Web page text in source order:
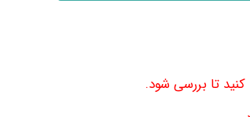
تا بررسی شود.